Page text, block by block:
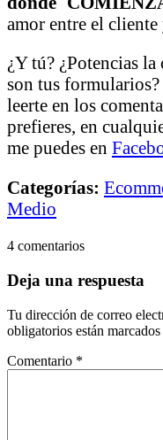
amor entre el cliente
¿Y tú? ¿Potencias
son tus formularios?
leerte en los
prefieres, en
me puedes en
Categorías:
Medio
4 comentarios
Deja una respuesta
Tu dirección de correo
obligatorios están marcados
Comentario *